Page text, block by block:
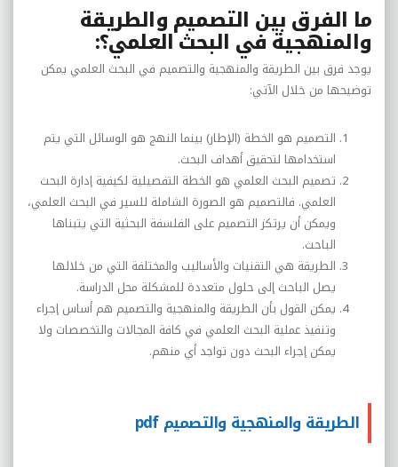
ما الفرق بين التصميم والطريقة
والمنهجية في البحث العلمي؟:
يوجد فرق بين الطريقة والمنهجية والتصميم في البحث العلمي يمكن
توضيحها من خلال الآتي:
التصميم هو الخطة (الإطار) بينما النهج هو الوسائل التي يتم
استخدامها لتحقيق أهداف البحث.
تصميم البحث العلمي هو الخطة التفصيلية لكيفية إدارة البحث
العلمي. فالتصميم هو الصورة الشاملة للسير في البحث العلمي،
ويمكن أن يرتكز التصميم على الفلسفة البحثية التي يتبناها
الباحث.
الطريقة هي التقنيات والأساليب والمختلفة التي من خلالها
يصل الباحث إلى حلول متعددة للمشكلة محل الدراسة.
يمكن القول بأن الطريقة والمنهجية والتصميم هم أساس إجراء
وتنفيذ عملية البحث العلمي في كافة المجالات والتخصصات ولا
يمكن إجراء البحث دون تواجد أي منهم.
الطريقة والمنهجية والتصميم pdf